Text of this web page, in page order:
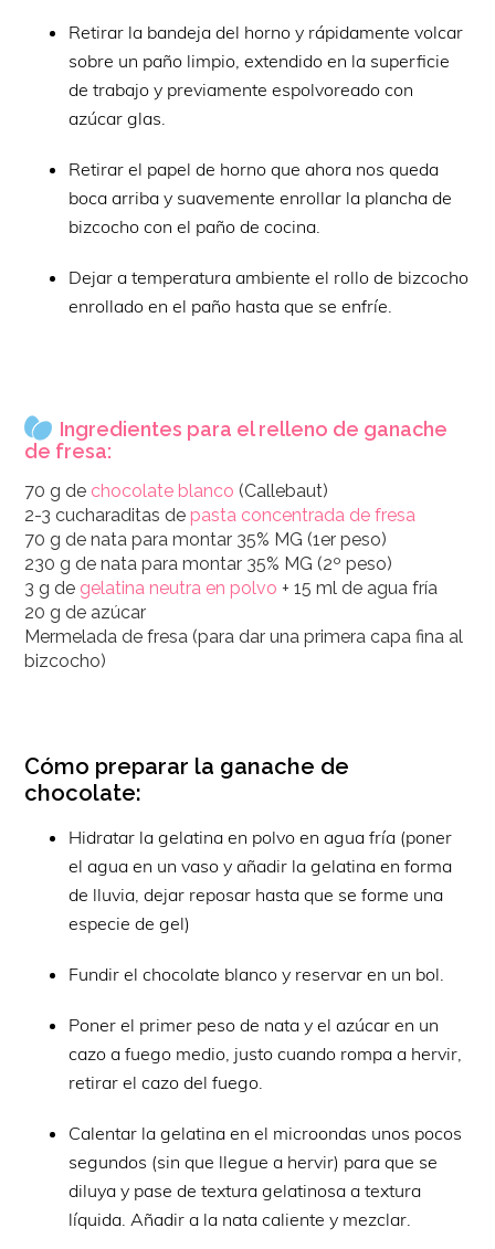
Retirar la bandeja del horno y rápidamente volcar
sobre un paño limpio, extendido en la superficie
de trabajo y previamente espolvoreado con
azúcar glas.
Retirar el papel de horno que ahora nos queda
boca arriba y suavemente enrollar la plancha de
bizcocho con el paño de cocina.
Dejar a temperatura ambiente el rollo de bizcocho
enrollado en el paño hasta que se enfríe.
Ingredientes para el relleno de ganache
de fresa:
70 g de chocolate blanco (Callebaut)
2-3 cucharaditas de pasta concentrada de fresa
70 g de nata para montar 35% MG (1er peso)
230 g de nata para montar 35% MG (2º peso)
3 g de gelatina neutra en polvo + 15 ml de agua fría
20 g de azúcar
Mermelada de fresa (para dar una primera capa fina al
bizcocho)
Cómo preparar la ganache de
chocolate:
Hidratar la gelatina en polvo en agua fría (poner
el agua en un vaso y añadir la gelatina en forma
de lluvia, dejar reposar hasta que se forme una
especie de gel)
Fundir el chocolate blanco y reservar en un bol.
Poner el primer peso de nata y el azúcar en un
cazo a fuego medio, justo cuando rompa a hervir,
retirar el cazo del fuego.
Calentar la gelatina en el microondas unos pocos
segundos (sin que llegue a hervir) para que se
diluya y pase de textura gelatinosa a textura
líquida. Añadir a la nata caliente y mezclar.